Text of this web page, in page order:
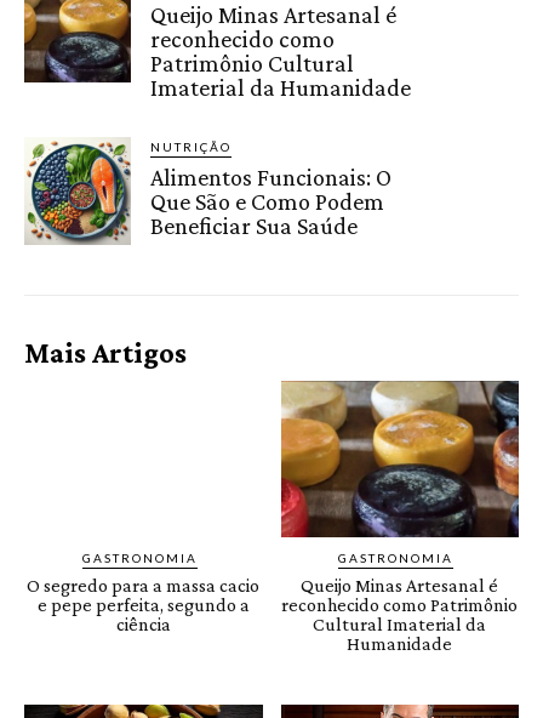
Queijo Minas Artesanal é
reconhecido como
Patrimônio Cultural
Imaterial da Humanidade
NUTRIÇÃO
Alimentos Funcionais: O
Que São e Como Podem
Beneficiar Sua Saúde
Mais Artigos
GASTRONOMIA
O segredo para a massa cacio
e pepe perfeita, segundo a
ciência
GASTRONOMIA
Queijo Minas Artesanal é
reconhecido como Patrimônio
Cultural Imaterial da
Humanidade